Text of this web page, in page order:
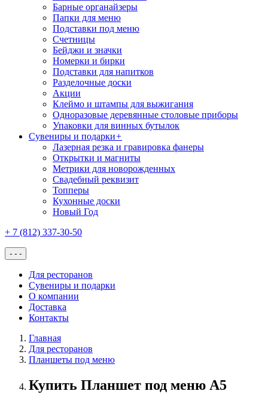
Барные органайзеры
Папки для меню
Подставки под меню
Счетницы
Бейджи и значки
Номерки и бирки
Подставки для напитков
Разделочные доски
Акции
Клеймо и штампы для выжигания
Одноразовые деревянные столовые приборы
Упаковки для винных бутылок
Сувениры и подарки+
Лазерная резка и гравировка фанеры
Открытки и магниты
Метрики для новорожденных
Свадебный реквизит
Топперы
Кухонные доски
Новый Год
+ 7 (812) 337-30-50
- - -
Для ресторанов
Сувениры и подарки
О компании
Доставка
Контакты
Главная
Для ресторанов
Планшеты под меню
Купить Планшет под меню А5